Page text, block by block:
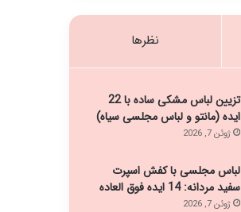
نظرها
تزیین لباس مشکی ساده با 22
ایده (مانتو و لباس مجلسی سیاه)
ژوئن 7, 2026
لباس مجلسی با کفش اسپرت
سفید مردانه: 14 ایده فوق العاده
ژوئن 7, 2026